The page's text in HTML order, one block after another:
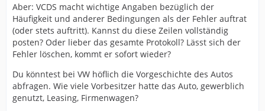
Aber: VCDS macht wichtige Angaben bezüglich der
Häufigkeit und anderer Bedingungen als der Fehler auftrat
(oder stets auftritt). Kannst du diese Zeilen vollständig
posten? Oder lieber das gesamte Protokoll? Lässt sich der
Fehler löschen, kommt er sofort wieder?
Du könntest bei VW höflich die Vorgeschichte des Autos
abfragen. Wie viele Vorbesitzer hatte das Auto, gewerblich
genutzt, Leasing, Firmenwagen?